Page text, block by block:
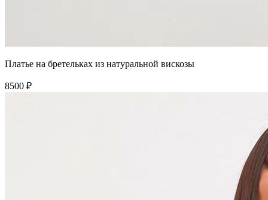
Платье на бретельках из натуральной вискозы
8500 ₽